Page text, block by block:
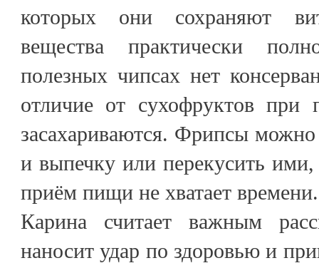
которых они сохраняют
вещества практически
полезных чипсах нет
отличие от сухофруктов при
засахариваются. Фрипсы
и выпечку или перекусить
приём пищи не хватает времени.
Карина считает важным
наносит удар по здоровью и